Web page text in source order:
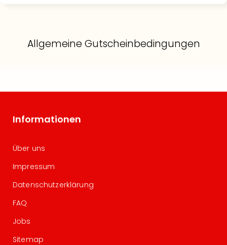
Allgemeine Gutscheinbedingungen
Informationen
Über uns
Impressum
Datenschutzerklärung
FAQ
Jobs
Sitemap